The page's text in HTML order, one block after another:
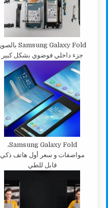
Samsung Galaxy Fold بالصور
جزء داخلي فوضوي بشكل كبير
Samsung Galaxy Fold،
مواصفات و سعر أول هاتف ذكي
قابل للطي